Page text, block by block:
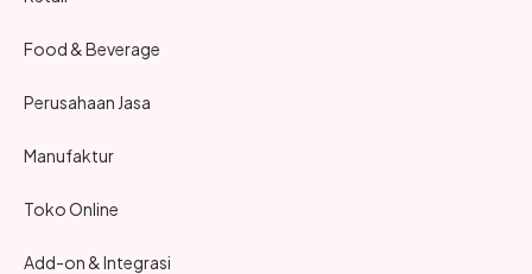
Food & Beverage
Perusahaan Jasa
Manufaktur
Toko Online
Add-on & Integrasi